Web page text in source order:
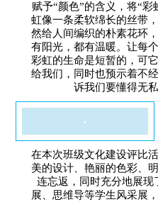
赋予“颜色”的含义，将“
虹像一条柔软绵长的丝带
然给人间编织的朴素花环
有阳光，都有温暖。让每
彩虹的生命是短暂的，可
给我们，同时也预示着不
诉我们要懂得无
在本次班级文化建设评比
美的设计、艳丽的色彩、
连忘返，同时充分地展
展、思维导等学生风采展